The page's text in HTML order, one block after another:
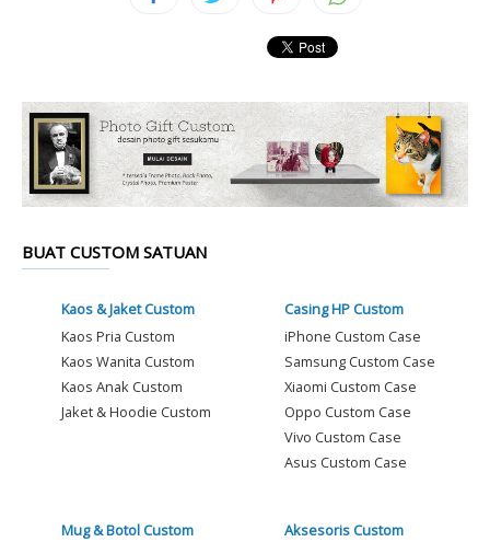
BUAT CUSTOM SATUAN
Kaos & Jaket Custom
Kaos Pria Custom
Kaos Wanita Custom
Kaos Anak Custom
Jaket & Hoodie Custom
Casing HP Custom
iPhone Custom Case
Samsung Custom Case
Xiaomi Custom Case
Oppo Custom Case
Vivo Custom Case
Asus Custom Case
Mug & Botol Custom
Aksesoris Custom